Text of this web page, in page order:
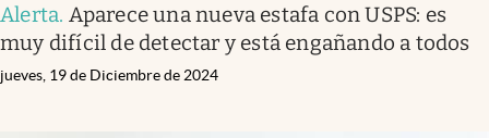
Alerta. Aparece una nueva estafa con USPS: es
muy difícil de detectar y está engañando a todos
jueves, 19 de Diciembre de 2024